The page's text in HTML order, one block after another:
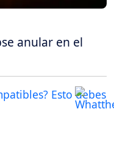
anular en el